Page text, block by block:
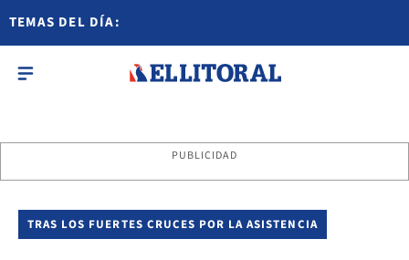
TEMAS DEL DÍA:
PUBLICIDAD
TRAS LOS FUERTES CRUCES POR LA ASISTENCIA